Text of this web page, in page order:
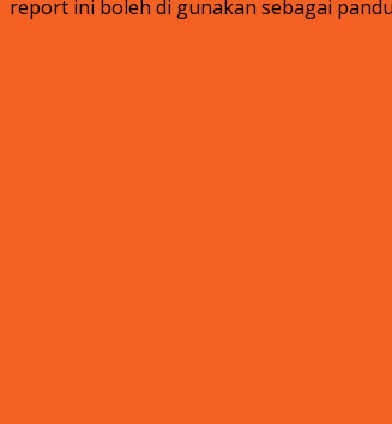
report ini boleh di gunakan sebagai